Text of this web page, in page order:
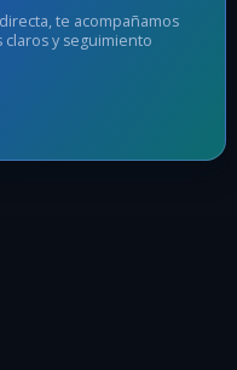
te acompañamos
y seguimiento